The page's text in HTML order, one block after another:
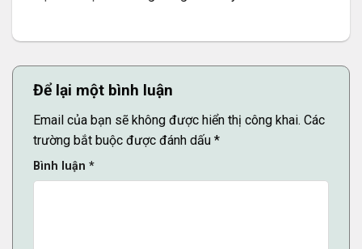
Để lại một bình luận
Email của bạn sẽ không được hiển thị công khai. Các
trường bắt buộc được đánh dấu *
Bình luận *